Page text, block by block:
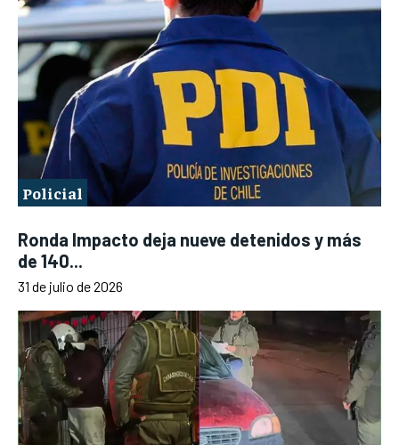
Policial
Ronda Impacto deja nueve detenidos y más
de 140...
31 de julio de 2026